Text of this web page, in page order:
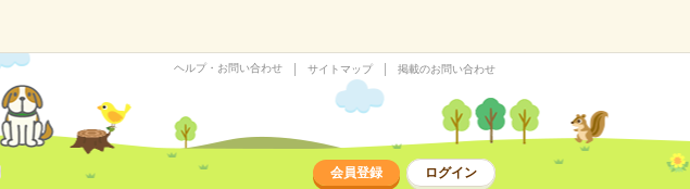
ヘルプ・お問い合わせ サイトマップ 掲載のお問い合わせ
会員登録 ログイン